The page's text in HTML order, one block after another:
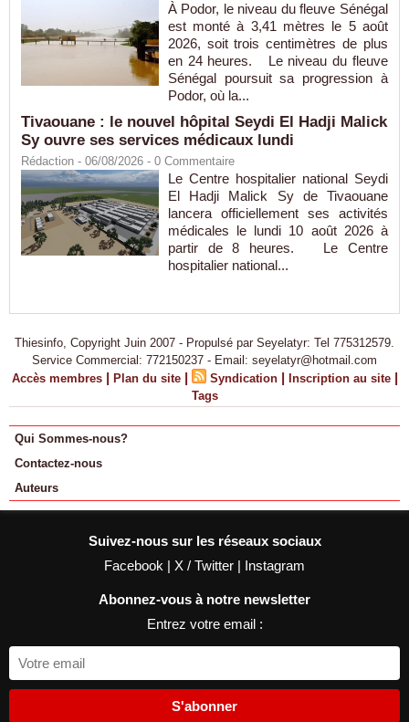
À Podor, le niveau du fleuve Sénégal
est monté à 3,41 mètres le 5 août
2026, soit trois centimètres de plus
en 24 heures. Le niveau du fleuve
Sénégal poursuit sa progression à
Podor, où la...
Tivaouane : le nouvel hôpital Seydi El Hadji Malick
Sy ouvre ses services médicaux lundi
Rédaction - 06/08/2026 - 0 Commentaire
Le Centre hospitalier national Seydi
El Hadji Malick Sy de Tivaouane
lancera officiellement ses activités
médicales le lundi 10 août 2026 à
partir de 8 heures. Le Centre
hospitalier national...
Thiesinfo, Copyright Juin 2007 - Propulsé par Seyelatyr: Tel 775312579.
Service Commercial: 772150237 - Email: seyelatyr@hotmail.com
Accès membres | Plan du site | Syndication | Inscription au site |
Tags
Qui Sommes-nous?
Contactez-nous
Auteurs
Suivez-nous sur les réseaux sociaux
Facebook | X / Twitter | Instagram
Abonnez-vous à notre newsletter
Entrez votre email :
S'abonner